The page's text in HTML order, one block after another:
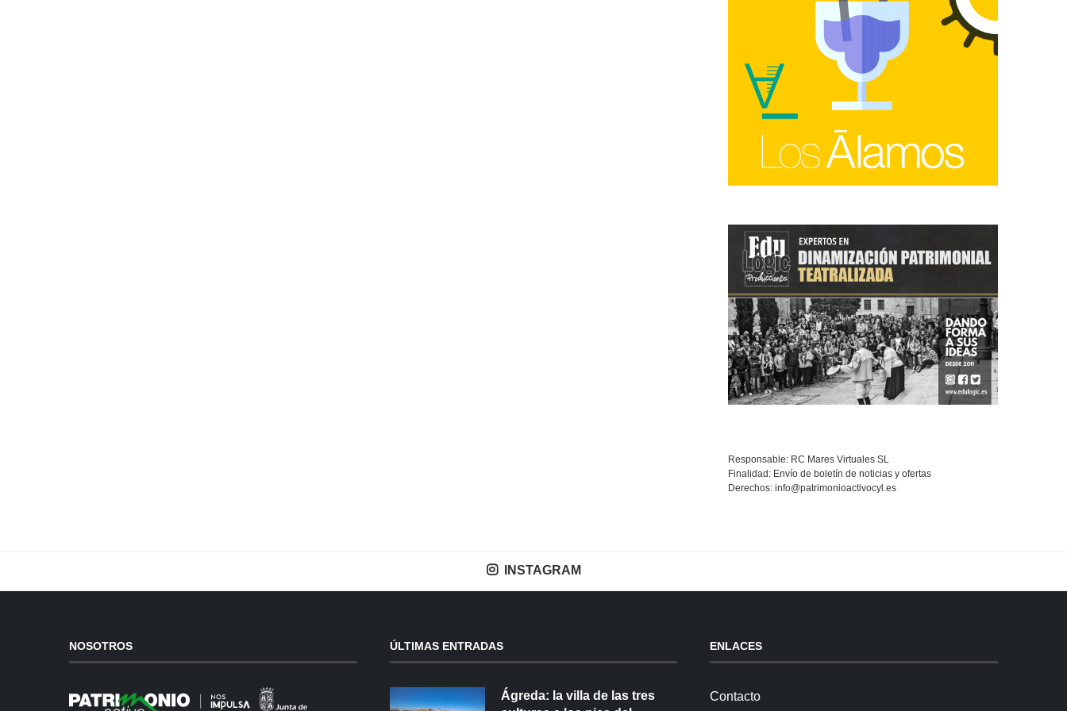
Responsable: RC Mares Virtuales SL
Finalidad: Envío de boletín de noticias y ofertas
Derechos: info@patrimonioactivocyl.es
INSTAGRAM
NOSOTROS ÚLTIMAS ENTRADAS
Ágreda: la villa de las tres
ENLACES
Contacto